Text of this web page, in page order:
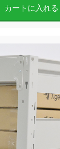
カートに入れる